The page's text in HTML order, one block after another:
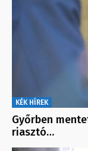
KÉK HÍREK
Győrben
riasztó…